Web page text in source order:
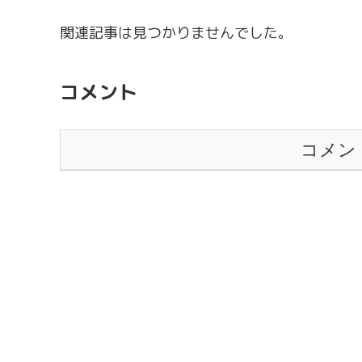
関連記事は見つかりませんでした。
コメント
コメン